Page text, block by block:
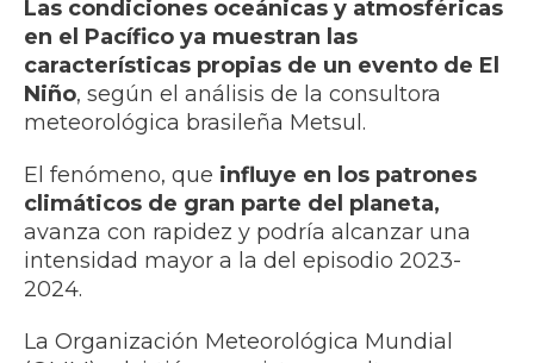
Las condiciones oceánicas y atmosféricas
en el Pacífico ya muestran las
características propias de un evento de El
Niño, según el análisis de la consultora
meteorológica brasileña Metsul.
El fenómeno, que influye en los patrones
climáticos de gran parte del planeta,
avanza con rapidez y podría alcanzar una
intensidad mayor a la del episodio 2023-
2024.
La Organización Meteorológica Mundial